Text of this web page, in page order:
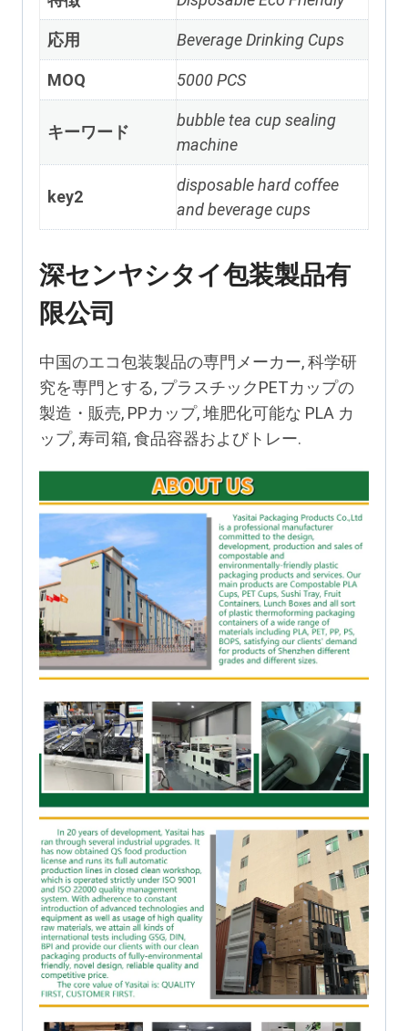
応用 Beverage Drinking Cups
MOQ 5000PCS
キーワード
bubble tea cup sealing
machine
key2
disposable hard coffee
and beverage cups
深センヤシタイ包装製品有
限公司
中国のエコ包装製品の専門メーカー, 科学研
究を専門とする, プラスチックPETカップの
製造・販売, PPカップ, 堆肥化可能な PLA カ
ップ, 寿司箱, 食品容器およびトレー.